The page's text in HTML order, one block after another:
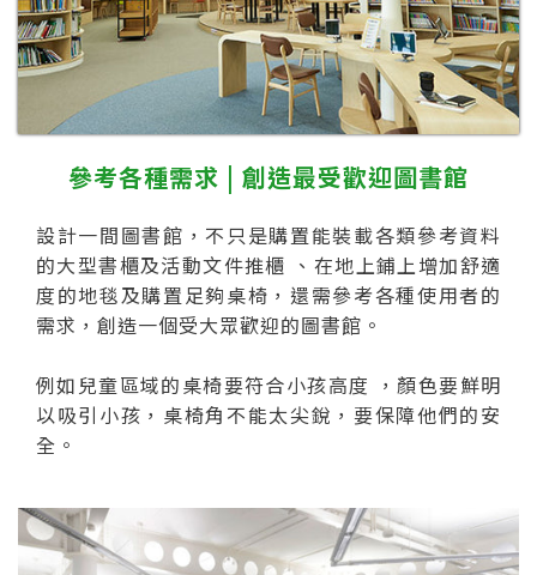
參考各種需求 | 創造最受歡迎圖書館
設計一間圖書館，不只是購置能裝載各類參考資料
的大型書櫃及活動文件推櫃 、在地上鋪上增加舒適
度的地毯及購置足夠桌椅，還需參考各種使用者的
需求，創造一個受大眾歡迎的圖書館。
例如兒童區域的桌椅要符合小孩高度 ，顏色要鮮明
以吸引小孩，桌椅角不能太尖銳，要保障他們的安
全。